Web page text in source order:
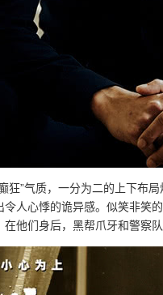
狂”气质，一分为二的上下布
人心悸的诡异感。似笑非笑
他们身后，黑帮爪牙和警察